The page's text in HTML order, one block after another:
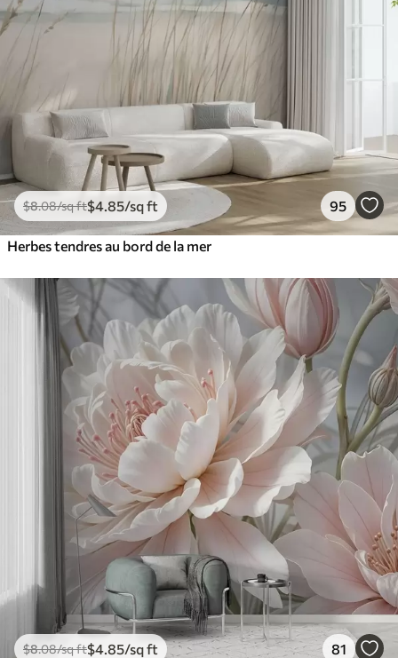
$8.08/sq ft$4 .85/sq ft 95
Herbes tendres au bord de la mer
$8.08/sq ft$4 .85/sq ft 81